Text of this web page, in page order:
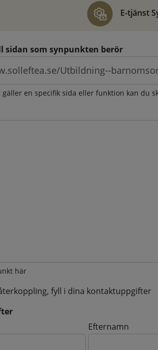
E-tjänst
sidan som synpunkten berör
en specifik sida eller funktion kan du
här
fyll i dina kontaktuppgifter
Efternamn